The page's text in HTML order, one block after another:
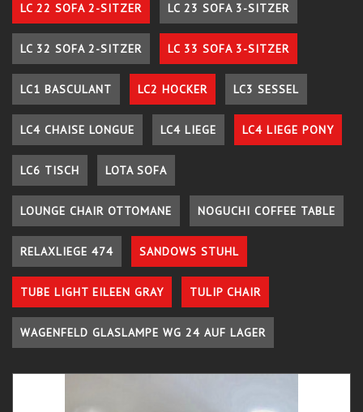
LC 22 SOFA 2-SITZER LC 23 SOFA 3-SITZER
LC 32 SOFA 2-SITZER LC 33 SOFA 3-SITZER
LC1 BASCULANT LC2 HOCKER LC3 SESSEL
LC4 CHAISE LONGUE LC4 LIEGE LC4 LIEGE PONY
LC6 TISCH LOTA SOFA
LOUNGE CHAIR OTTOMANE NOGUCHI COFFEE TABLE
RELAXLIEGE 474 SANDOWS STUHL
TUBE LIGHT EILEEN GRAY TULIP CHAIR
WAGENFELD GLASLAMPE WG 24 AUF LAGER